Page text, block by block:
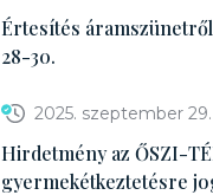
Értesítés
28-30.
2025. szeptember 29.
Hirdetmény az ŐSZI-
gyermekétkeztetésre